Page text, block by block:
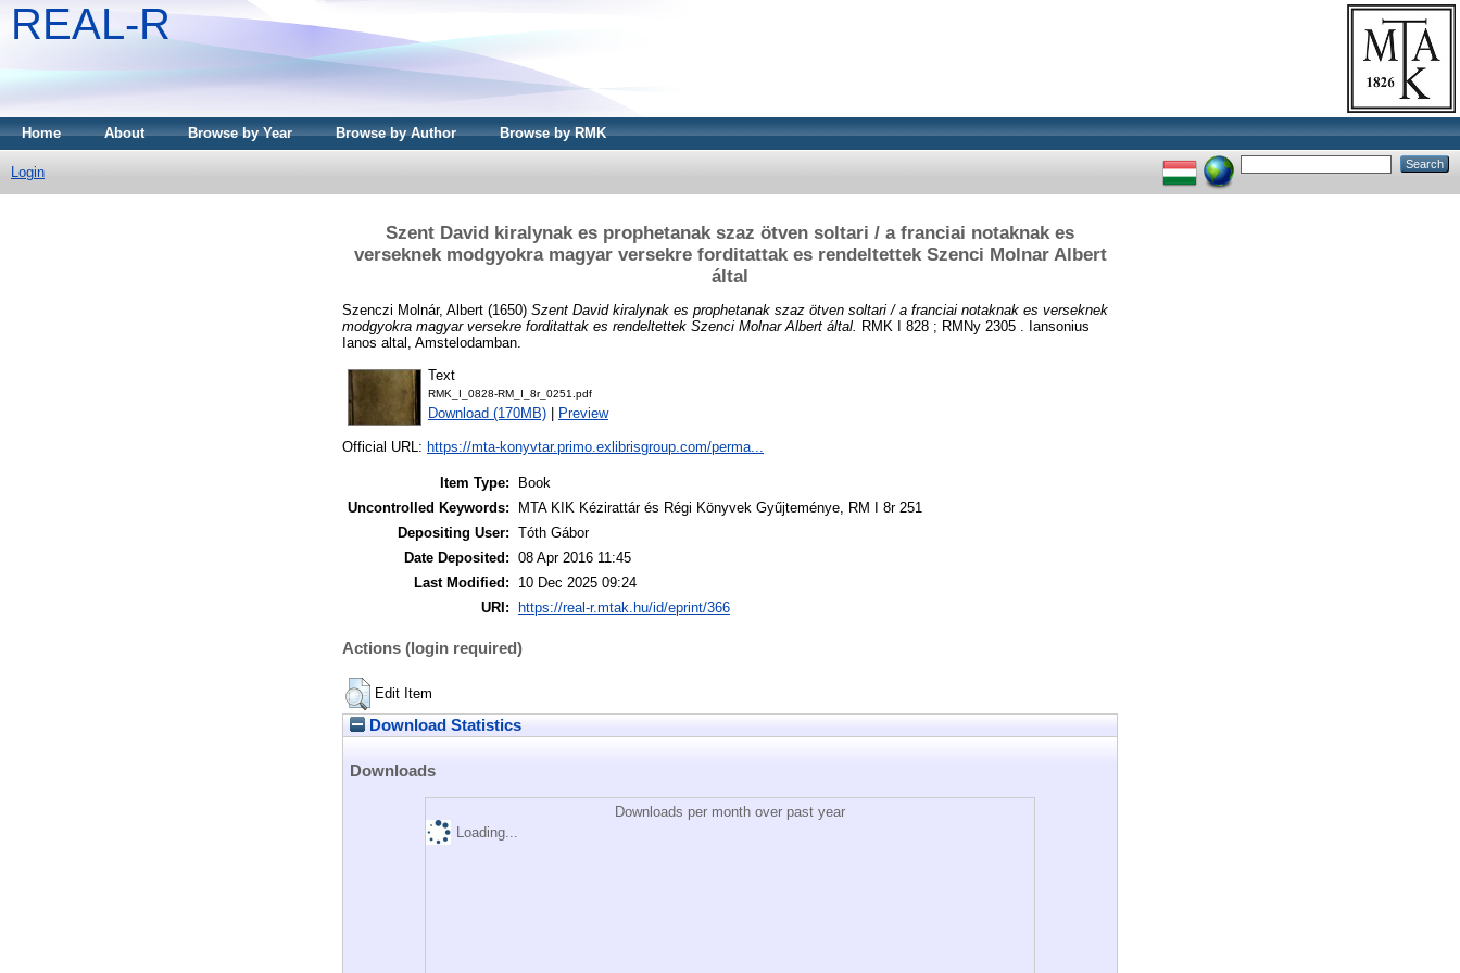
REAL-R
Home About Browse by Year Browse by Author Browse by RMK
Login
Szent David kiralynak es prophetanak szaz ötven soltari / a franciai notaknak es
verseknek modgyokra magyar versekre forditattak es rendeltettek Szenci Molnar Albert
által
Szenczi Molnár, Albert (1650) Szent David kiralynak es prophetanak szaz ötven soltari / a franciai notaknak es verseknek
modgyokra magyar versekre forditattak es rendeltettek Szenci Molnar Albert által. RMK I 828 ; RMNy 2305 . Iansonius
Ianos altal, Amstelodamban.
Text
RMK_I_0828-RM_I_8r_0251.pdf
Download (170MB) Preview
Official URL: https://mta-konyvtar.primo.exlibrisgroup.com/perma...
Item Type:
Book
Uncontrolled Keywords:
MTA KIK Kézirattár és Régi Könyvek Gyűjteménye, RM I 8r 251
Depositing User: Tóth Gábor
Date Deposited: 08 Apr 2016 11:45
Last Modified:
10 Dec 2025 09:24
URI:
https://real-r.mtak.hu/id/eprint/366
Actions (login required)
Edit Item
Download Statistics
Downloads
Downloads per month over past year
Loading...